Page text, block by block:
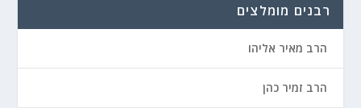
רבנים מומלצים
הרב מאיר אליהו
הרב זמיר כהן